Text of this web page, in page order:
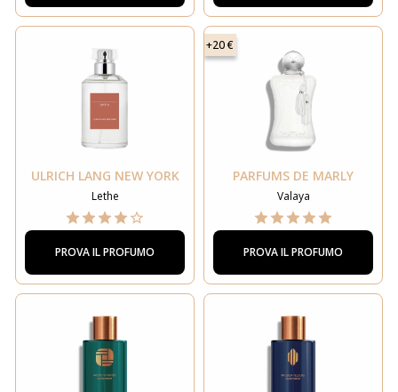
ULRICH LANG NEW YORK
Lethe
PROVA IL PROFUMO
+20 €
PARFUMS DE MARLY
Valaya
PROVA IL PROFUMO